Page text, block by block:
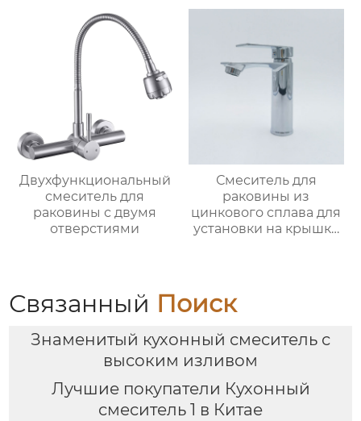
Двухфункциональный
смеситель для
раковины с двумя
отверстиями
Смеситель для
раковины из
цинкового сплава для
установки на крышку
Связанный Поиск
Знаменитый кухонный смеситель с
высоким изливом
Лучшие покупатели Кухонный
смеситель 1 в Китае